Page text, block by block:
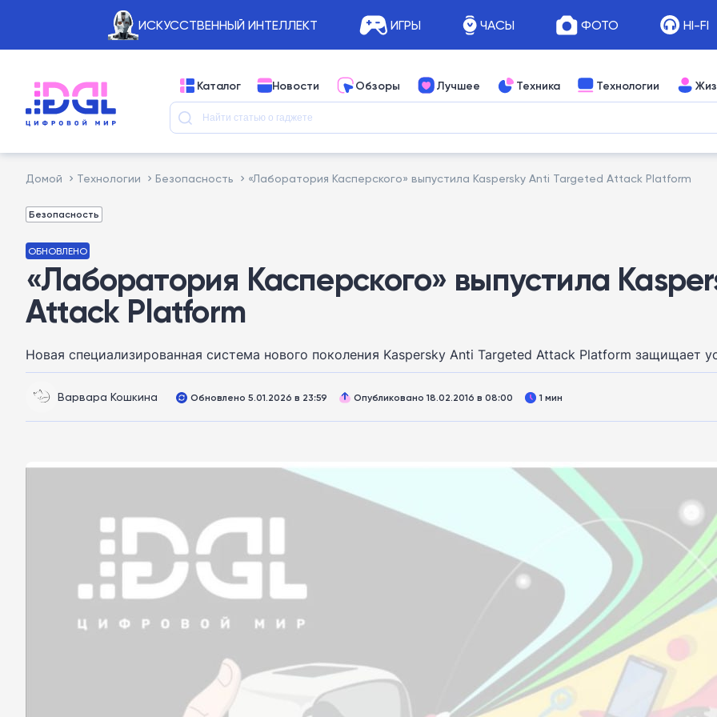
ИСКУССТВЕННЫЙ ИНТЕЛЛЕКТ ИГРЫ ЧАСЫ ФОТО HI-FI
Каталог Новости Обзоры Лучшее Техника Технологии
Домой Технологии Безопасность «Лаборатория Касперского» выпустила Kaspersky Anti Targeted Attack Platform
Безопасность
ОБНОВЛЕНО
«Лаборатория Касперского» выпустила
Attack Platform
Новая специализированная система нового поколения Kaspersky Anti Targeted Attack Platform защищает
Варвара Кошкина Обновлено 5.01.2026 в 23:59 Опубликовано 18.02.2016 в 08:00 1 мин